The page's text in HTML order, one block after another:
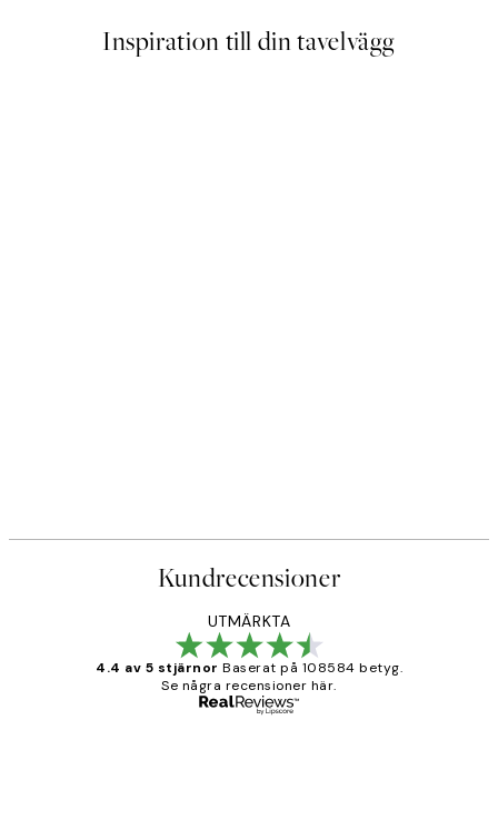
Inspiration till din tavelvägg
Kundrecensioner
UTMÄRKTA
4.4 av 5 stjärnor Baserat på 108584 betyg.
Se några recensioner här.